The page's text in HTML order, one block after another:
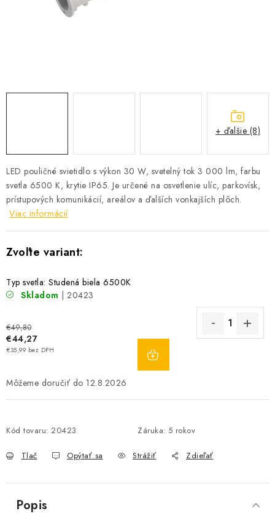
SEZÓNNE VÝPREDAJE POĽNOPOTREBY
Reklamácie a formulár na odstúpenie od zmluvy
Obchodné podmienky
Podmienky ochrany osobných údajov
O nás - MEGALED & JANTON Zákamenné
LED pouličné svietidlo s výkon 30 W, svetelný tok 3 000 lm, farbu
svetla 6500 K, krytie IP65. Je určené na osvetlenie ulíc, parkovísk,
prístupových komunikácií, areálov a ďalších vonkajších plôch.
Viac informácií
Typ svetla: Studená biela 6500K
Skladom
| 20423
€49,80
€44,27
€35,99 bez DPH
12.8.2026
Kód tovaru: 20423 Záruka: 5 rokov
Tlač Opýtať sa Strážiť Zdieľať
+ ďalšie (8)
Popis